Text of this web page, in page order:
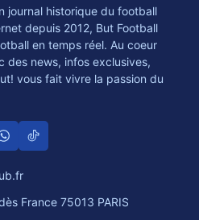
journal historique du football
depuis 2012, But Football
en temps réel. Au coeur
des news, infos exclusives,
vous fait vivre la passion du
France 75013 PARIS